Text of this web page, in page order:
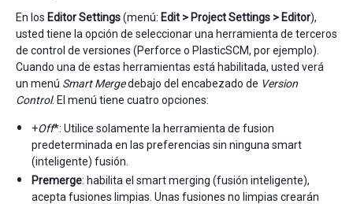
En los Editor Settings(menú: Edit > Project Settings > Editor),
usted tiene la opción de seleccionar una herramienta de terceros
de control de versiones (Perforce o PlasticSCM, por ejemplo).
Cuando una de estas herramientas está habilitada, usted verá
un menú Smart Mergedebajo del encabezado de Version
Control. El menú tiene cuatro opciones:
+Off*: Utilice solamente la herramienta de fusion
predeterminada en las preferencias sin ninguna smart
(inteligente) fusión.
Premerge: habilita el smart merging (fusión inteligente),
acepta fusiones limpias. Unas fusiones no limpias crearán